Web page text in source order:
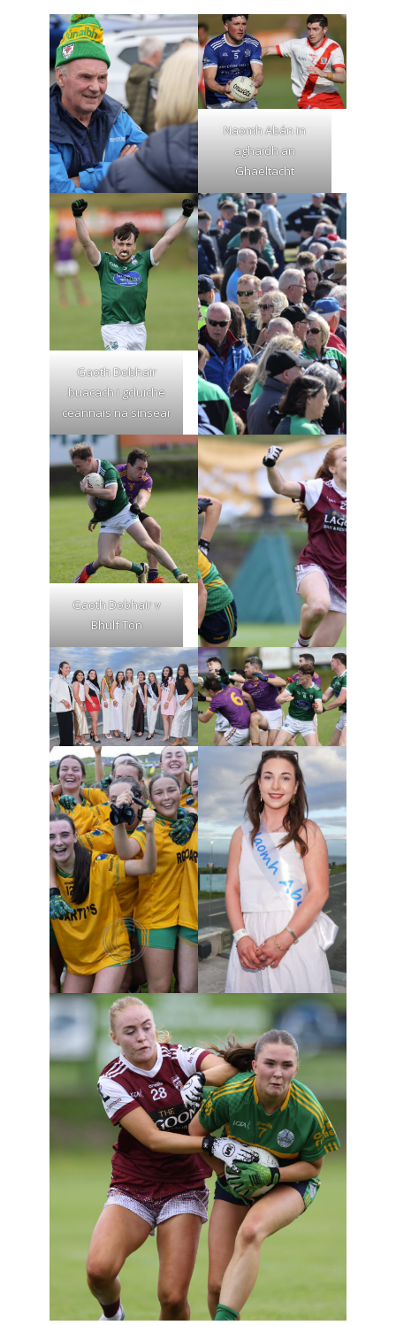
Naomh Abán in
aghaidh an
Ghaeltacht
Gaoth Dobhair
buacach i gcluiche
ceannais na sinsear
Gaoth Dobhair v
Bhulf Tón